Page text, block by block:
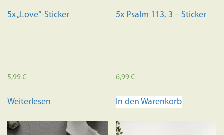
5x „Love“-Sticker
5,99€
Weiterlesen
5x Psalm 113, 3 – Sticker
6,99€
In den Warenkorb